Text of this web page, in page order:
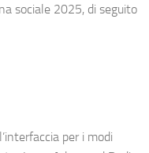
sociale 2025, di seguito
per i modi